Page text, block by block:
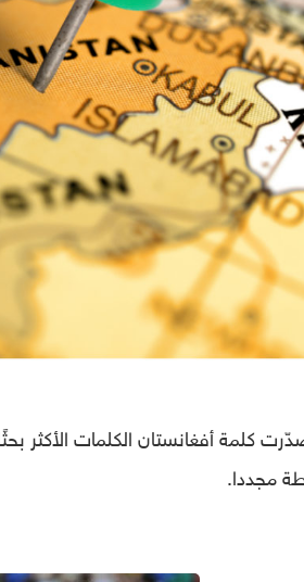
كلمة أفغانستان الكلمات الأكثر
مجددا.